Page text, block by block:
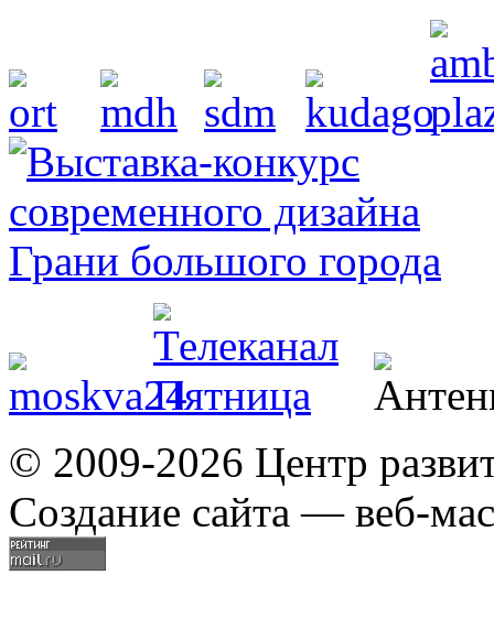
© 2009-2026 Центр
Создание сайта — веб-